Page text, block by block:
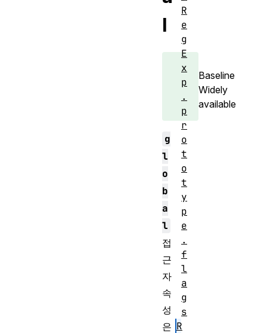
l
Baseline
Widely
available
g
l
o
b
a
l
접
근
자
속
성
은
R
e
g
E
x
p
.
p
r
o
t
o
t
y
p
e
.
f
l
a
g
s
R